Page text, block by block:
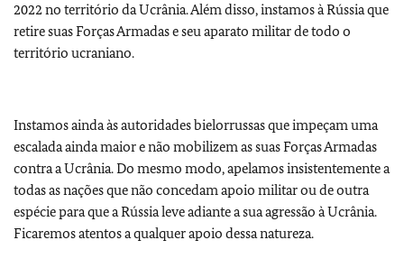
2022 no território da Ucrânia. Além disso, instamos à Rússia que
retire suas Forças Armadas e seu aparato militar de todo o
território ucraniano.
Instamos ainda às autoridades bielorrussas que impeçam uma
escalada ainda maior e não mobilizem as suas Forças Armadas
contra a Ucrânia. Do mesmo modo, apelamos insistentemente a
todas as nações que não concedam apoio militar ou de outra
espécie para que a Rússia leve adiante a sua agressão à Ucrânia.
Ficaremos atentos a qualquer apoio dessa natureza.